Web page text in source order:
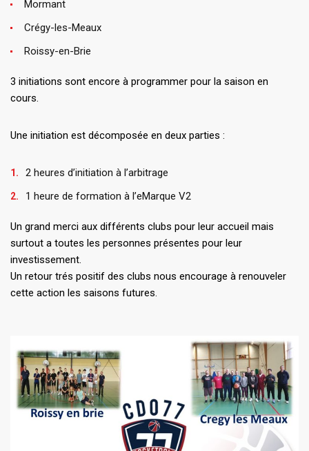
Mormant
Crégy-les-Meaux
Roissy-en-Brie
3 initiations sont encore à programmer pour la saison en
cours.
Une initiation est décomposée en deux parties :
2 heures d’initiation à l’arbitrage
1 heure de formation à l’eMarque V2
Un grand merci aux différents clubs pour leur accueil mais
surtout a toutes les personnes présentes pour leur
investissement.
Un retour trés positif des clubs nous encourage à renouveler
cette action les saisons futures.